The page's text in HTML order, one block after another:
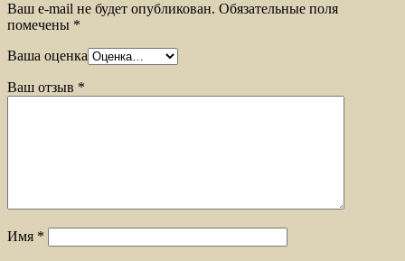
Ваш e-mail не будет опубликован. Обязательные поля
помечены *
Ваша оценка
Ваш отзыв *
Имя *